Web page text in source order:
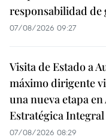
responsabilidad de
07/08/2026 09:27
Visita de Estado a
máximo dirigente
una nueva etapa
Estratégica Integral
07/08/2026 08:29